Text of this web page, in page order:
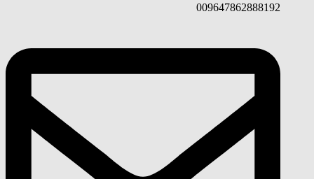
009647862888192